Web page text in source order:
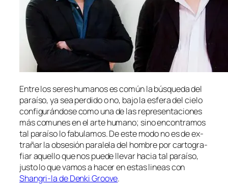
Entre los se­res hu­ma­nos es co­mún la bús­que­da del
pa­raí­so, ya sea per­di­do o no, ba­jo la es­fe­ra del cie­lo
con­fi­gu­rán­do­se co­mo una de las re­pre­sen­ta­cio­nes
más co­mu­nes en el ar­te hu­mano; sino en­con­tra­mos
tal pa­raí­so lo fa­bu­la­mos. De es­te mo­do no es de ex­
tra­ñar la ob­se­sión pa­ra­le­la del hom­bre por car­to­gra­
fiar aque­llo que nos pue­de lle­var ha­cia tal pa­raí­so,
jus­to lo que va­mos a ha­cer en es­tas li­neas con
Shangri-la de Denki Groove.